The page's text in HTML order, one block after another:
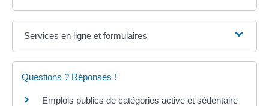
Services en ligne et formulaires
Questions ? Réponses !
Emplois publics de catégories active et sédentaire